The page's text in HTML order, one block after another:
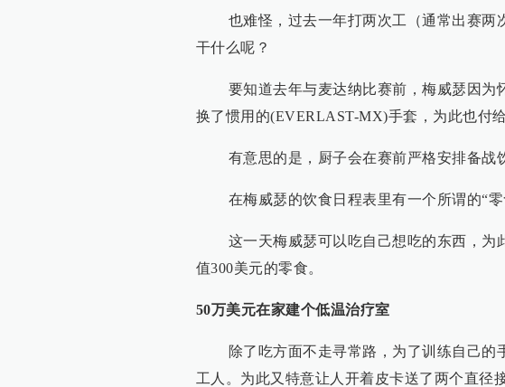
也难怪，过去一年打两次工（通常出赛两
干什么呢？
要知道去年与麦达纳比赛前，梅威瑟因为
换了惯用的(EVERLAST-MX)手套，为此也付
有意思的是，厨子会在赛前严格安排备战饮
在梅威瑟的饮食日程表里有一个所谓的“零
这一天梅威瑟可以吃自己想吃的东西，为
值300美元的零食。
50万美元在家建个低温治疗室
除了吃方面不走寻常路，为了训练自己的
工人。为此又特意让人开着皮卡送了两个直径